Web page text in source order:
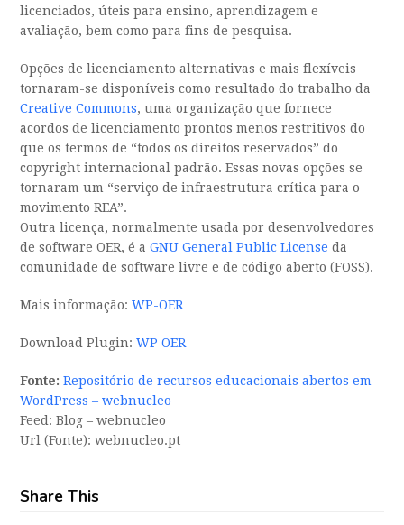
licenciados, úteis para ensino, aprendizagem e
avaliação, bem como para fins de pesquisa.
Opções de licenciamento alternativas e mais flexíveis
tornaram-se disponíveis como resultado do trabalho da
Creative Commons, uma organização que fornece
acordos de licenciamento prontos menos restritivos do
que os termos de “todos os direitos reservados” do
copyright internacional padrão. Essas novas opções se
tornaram um “serviço de infraestrutura crítica para o
movimento REA”.
Outra licença, normalmente usada por desenvolvedores
de software OER, é aGNU General Public License da
comunidade de software livre e de código aberto (FOSS).
Mais informação:WP-OER
Download Plugin:WP OER
Navegação
de
artigos
Fonte: Repositório de recursos educacionais abertos em
WordPress – webnucleo
Feed: Blog – webnucleo
Url (Fonte): webnucleo.pt
Share This